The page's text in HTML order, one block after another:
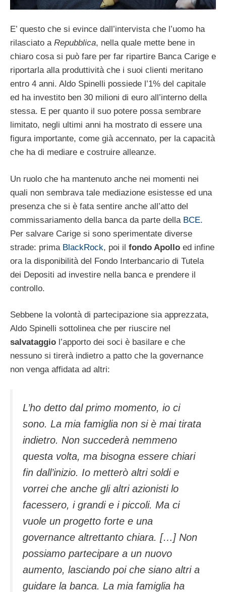
E’ questo che si evince dall’intervista che l’uomo ha
rilasciato a Repubblica, nella quale mette bene in
chiaro cosa si può fare per far ripartire Banca Carige e
riportarla alla produttività che i suoi clienti meritano
entro 4 anni. Aldo Spinelli possiede l’1% del capitale
ed ha investito ben 30 milioni di euro all’interno della
stessa. E per quanto il suo potere possa sembrare
limitato, negli ultimi anni ha mostrato di essere una
figura importante, come già accennato, per la capacità
che ha di mediare e costruire alleanze.
Un ruolo che ha mantenuto anche nei momenti nei
quali non sembrava tale mediazione esistesse ed una
presenza che si è fata sentire anche all’atto del
commissariamento della banca da parte della BCE.
Per salvare Carige si sono sperimentate diverse
strade: prima BlackRock, poi il fondo Apollo ed infine
ora la disponibilità del Fondo Interbancario di Tutela
dei Depositi ad investire nella banca e prendere il
controllo.
Sebbene la volontà di partecipazione sia apprezzata,
Aldo Spinelli sottolinea che per riuscire nel
salvataggio l’apporto dei soci è basilare e che
nessuno si tirerà indietro a patto che la governance
non venga affidata ad altri:
L’ho detto dal primo momento, io ci
sono. La mia famiglia non si è mai tirata
indietro. Non succederà nemmeno
questa volta, ma bisogna essere chiari
fin dall’inizio. Io metterò altri soldi e
vorrei che anche gli altri azionisti lo
facessero, i grandi e i piccoli. Ma ci
vuole un progetto forte e una
governance altrettanto chiara. […] Non
possiamo partecipare a un nuovo
aumento, lasciando poi che siano altri a
guidare la banca. La mia famiglia ha